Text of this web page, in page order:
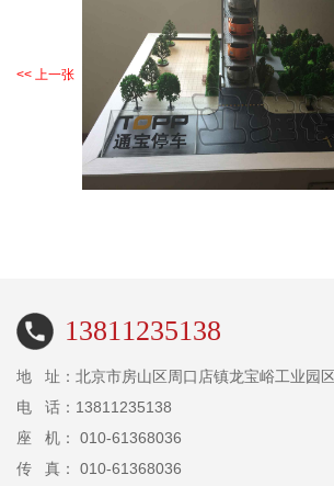
<< 上一张
13811235138
地 址：北京市房山区周口店镇龙宝峪工业园
电 话：13811235138
座 机： 010-61368036
传 真： 010-61368036